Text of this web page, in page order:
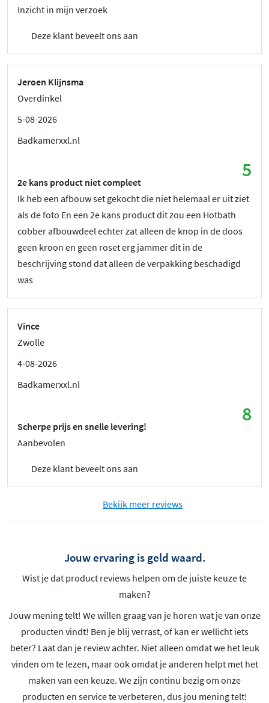
Inzicht in mijn verzoek
Deze klant beveelt ons aan
Jeroen Klijnsma
Overdinkel
5-08-2026
Badkamerxxl.nl
5
2e kans product niet compleet
Ik heb een afbouw set gekocht die niet helemaal er uit ziet
als de foto En een 2e kans product dit zou een Hotbath
cobber afbouwdeel echter zat alleen de knop in de doos
geen kroon en geen roset erg jammer dit in de
beschrijving stond dat alleen de verpakking beschadigd
was
Vince
Zwolle
4-08-2026
Badkamerxxl.nl
8
Scherpe prijs en snelle levering!
Aanbevolen
Deze klant beveelt ons aan
Bekijk meer reviews
Jouw ervaring is geld waard.
Wist je dat product reviews helpen om de juiste keuze te
maken?
Jouw mening telt! We willen graag van je horen wat je van onze
producten vindt! Ben je blij verrast, of kan er wellicht iets
beter? Laat dan je review achter. Niet alleen omdat we het leuk
vinden om te lezen, maar ook omdat je anderen helpt met het
maken van een keuze. We zijn continu bezig om onze
producten en service te verbeteren, dus jou mening telt!